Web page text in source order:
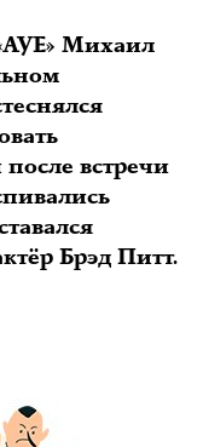
Михаил
встречи
Брэд Питт.